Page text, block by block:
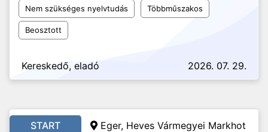
Nem szükséges nyelvtudás Többműszakos
Beosztott
Kereskedő, eladó 2026. 07. 29.
START
Eger, Heves Vármegyei Markhot